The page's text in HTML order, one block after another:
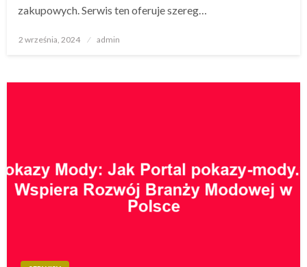
zakupowych. Serwis ten oferuje szereg…
Opublikowane
2 września, 2024 admin